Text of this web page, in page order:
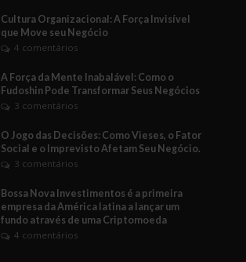
Cultura Organizacional: A Força Invisível
que Move seu Negócio
4 comentários
A Força da Mente Inabalável: Como o
Fudoshin Pode Transformar Seus Negócios
3 comentários
O Jogo das Decisões: Como Vieses, o Fator
Social e o Imprevisto Afetam Seu Negócio.
3 comentários
Bossa Nova Investimentos é a primeira
empresa da América latina a lançar um
fundo através de uma Criptomoeda
4 comentários